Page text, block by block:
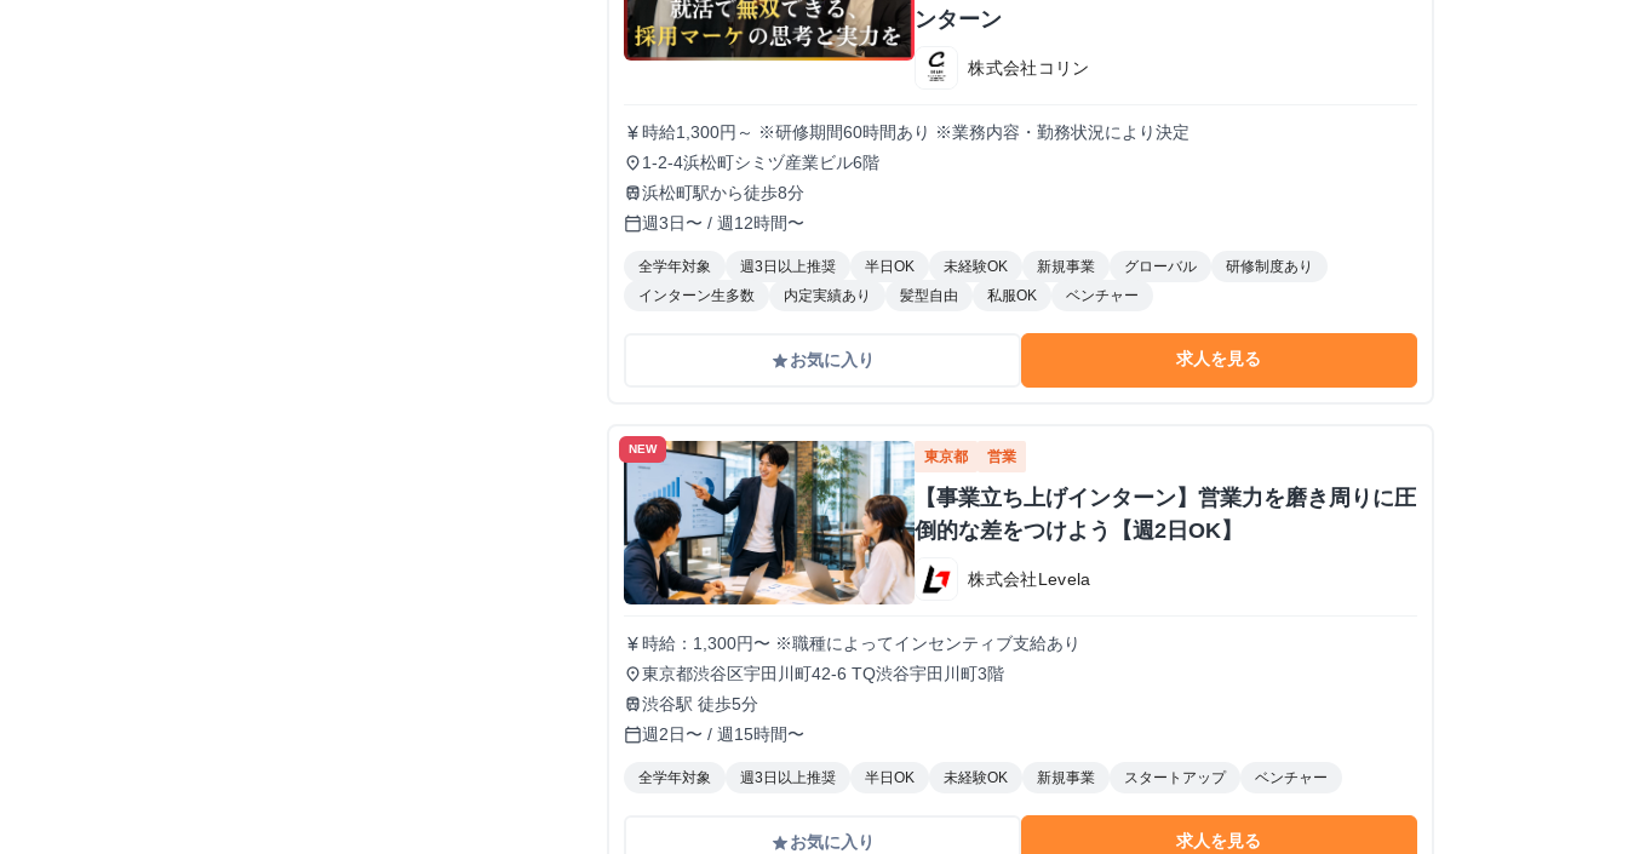
ンターン
株式会社コリン
currency_yen時給1,300円～ ※研修期間60時間あり ※業務内容・勤務状況により決定
place 1-2-4浜松町シミヅ産業ビル6階
train浜松町駅から徒歩8分
calendar_today週3日〜 / 週12時間〜
全学年対象 週3日以上推奨 半日OK 未経験OK 新規事業 グローバル
研修制度あり
インターン生多数
内定実績あり 髪型自由 私服OK ベンチャー
gradeお気に入り 求人を見る
NEW 東京都 営業
【事業立ち上げインターン】営業力を磨き周りに圧
倒的な差をつけよう【週2日OK】
株式会社Levela
currency_yen時給：1,300円〜 ※職種によってインセンティブ支給あり
place東京都渋谷区宇田川町42-6 TQ渋谷宇田川町3階
train渋谷駅 徒歩5分
calendar_today週2日〜 / 週15時間〜
全学年対象 週3日以上推奨 半日OK 未経験OK 新規事業 スタートアップ ベンチャー
gradeお気に入り 求人を見る